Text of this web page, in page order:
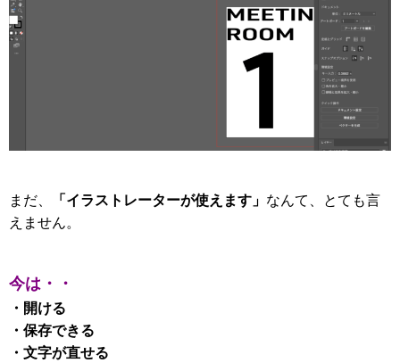
まだ、 「イラストレーターが使えます」 なんて、とても言
えません。
今は・・
・開ける
・保存できる
・文字が直せる